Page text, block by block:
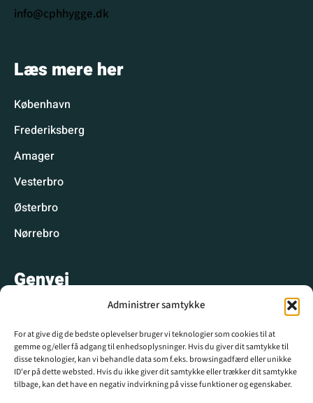
Administrer samtykke
For at give dig de bedste oplevelser bruger vi teknologier som cookies til at
gemme og/eller få adgang til enhedsoplysninger. Hvis du giver dit samtykke til
disse teknologier, kan vi behandle data som f.eks. browsingadfærd eller unikke
ID'er på dette websted. Hvis du ikke giver dit samtykke eller trækker dit samtykke
tilbage, kan det have en negativ indvirkning på visse funktioner og egenskaber.
info@cphhygge.dk
Læs mere her
København
Frederiksberg
Amager
Vesterbro
Østerbro
Nørrebro
Genvej
Hyggelige spisesteder
Hyggelige aktiviteter
CPH WIKI
Krydsord